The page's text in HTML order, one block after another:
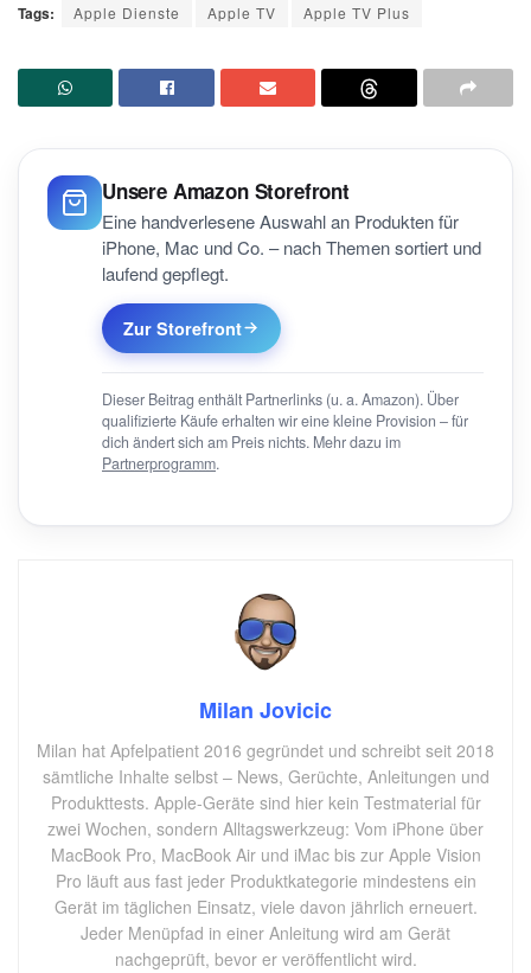
Tags: Apple Dienste Apple TV Apple TV Plus
Unsere Amazon Storefront
Eine handverlesene Auswahl an Produkten für
iPhone, Mac und Co. – nach Themen sortiert und
laufend gepflegt.
Zur Storefront
Dieser Beitrag enthält Partnerlinks (u. a. Amazon). Über
qualifizierte Käufe erhalten wir eine kleine Provision – für
dich ändert sich am Preis nichts. Mehr dazu im
Partnerprogramm.
Milan Jovicic
Milan hat Apfelpatient 2016 gegründet und schreibt seit 2018
sämtliche Inhalte selbst – News, Gerüchte, Anleitungen und
Produkttests. Apple-Geräte sind hier kein Testmaterial für
zwei Wochen, sondern Alltagswerkzeug: Vom iPhone über
MacBook Pro, MacBook Air und iMac bis zur Apple Vision
Pro läuft aus fast jeder Produktkategorie mindestens ein
Gerät im täglichen Einsatz, viele davon jährlich erneuert.
Jeder Menüpfad in einer Anleitung wird am Gerät
nachgeprüft, bevor er veröffentlicht wird.